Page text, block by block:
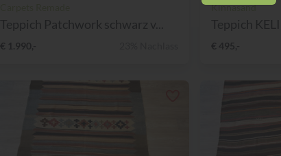
Teppich Patchwork schwarz v...
Kinnasand
Teppich